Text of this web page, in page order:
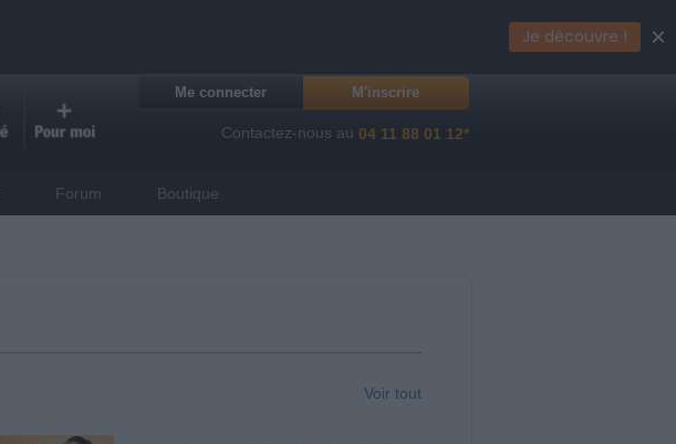
Me connecter M'inscrire
Contactez-nous au 04 11 88 01 12*
Forum Boutique
Voir tout
Je découvre ! ×